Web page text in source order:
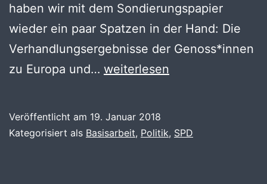
haben wir mit dem Sondierungspapier
wieder ein paar Spatzen in der Hand: Die
Verhandlungsergebnisse der Genoss*innen
zu Europa und… Es
schwer
weiterlesen
Veröffentlicht am 19. Januar 2018
Kategorisiert als Basisarbeit, Politik, SPD